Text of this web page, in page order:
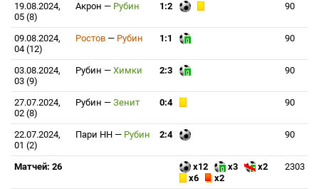
19.08.2024,
05 (8)
Акрон — Рубин 1:2 90
09.08.2024,
04 (12)
Ростов — Рубин 1:1 90
03.08.2024,
03 (9)
Рубин — Химки 2:3 90
27.07.2024,
02 (8)
Рубин — Зенит 0:4 90
22.07.2024,
01 (2)
Пари НН — Рубин 2:4 90
Матчей: 26 x12 x3
x2
x6
x2
2303